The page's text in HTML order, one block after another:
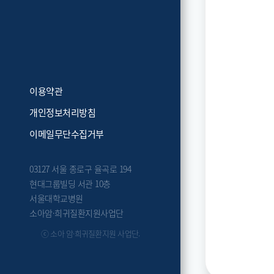
이용약관
개인정보처리방침
이메일무단수집거부
03127 서울 종로구 율곡로 194
현대그룹빌딩 서관 10층
서울대학교병원
소아암·희귀질환지원사업단
ⓒ 소아 암·희귀질환지원 사업단.